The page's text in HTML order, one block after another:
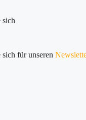
sich
sich für unseren